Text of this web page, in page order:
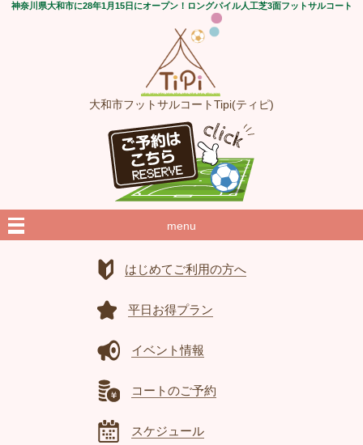
神奈川県大和市に28年1月15日にオープン！ロングパイル人工芝3面フットサルコート
大和市フットサルコートTipi(ティピ)
menu
はじめてご利用の方へ
平日お得プラン
イベント情報
コートのご予約
スケジュール